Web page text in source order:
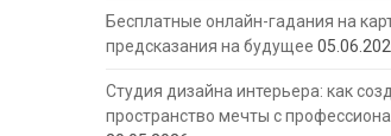
Бесплатные онлайн-гадания на
предсказания на будущее
Студия дизайна интерьера: как
пространство мечты с